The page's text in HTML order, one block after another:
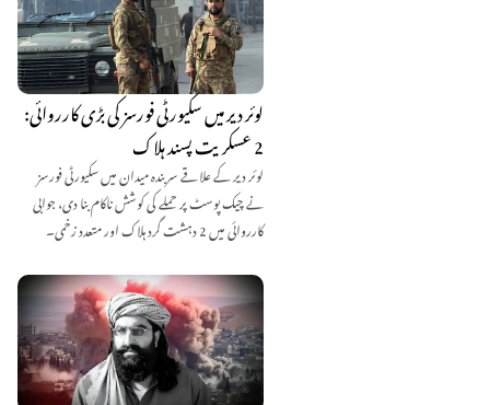
لوئر دیر میں سکیورٹی فورسز کی بڑی کارروائی:
2 عسکریت پسند ہلاک
لوئر دیر کے علاقے سربندہ میدان میں سکیورٹی فورسز
نے چیک پوسٹ پر حملے کی کوشش ناکام بنا دی، جوابی
کارروائی میں 2 دہشت گرد ہلاک اور متعدد زخمی۔